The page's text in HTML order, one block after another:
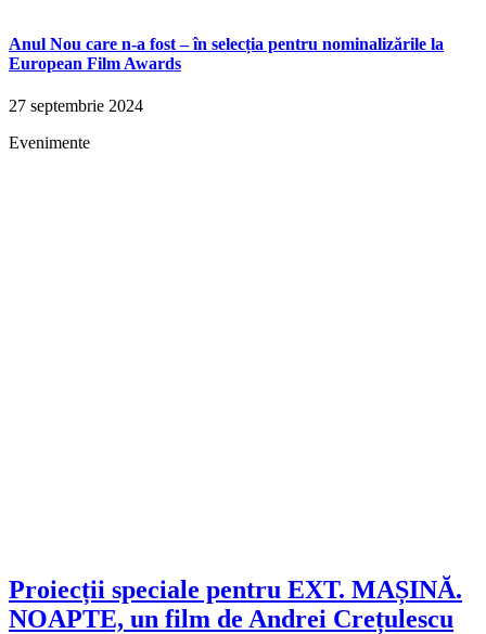
Anul Nou care n-a fost – în selecția pentru nominalizările la
European Film Awards
27 septembrie 2024
Evenimente
Proiecții speciale pentru EXT. MAȘINĂ.
NOAPTE, un film de Andrei Crețulescu